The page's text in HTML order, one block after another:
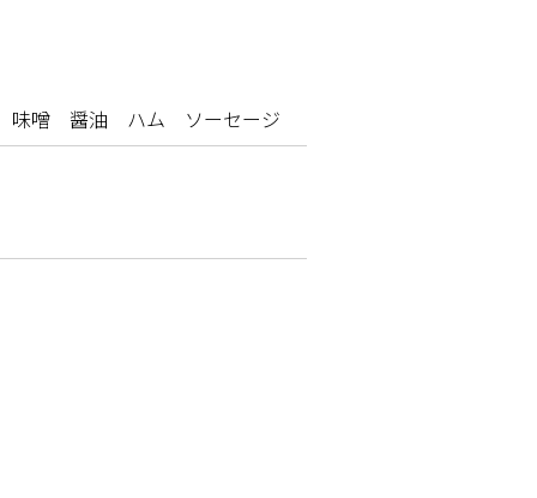
噌 醤油 ハム ソーセージ